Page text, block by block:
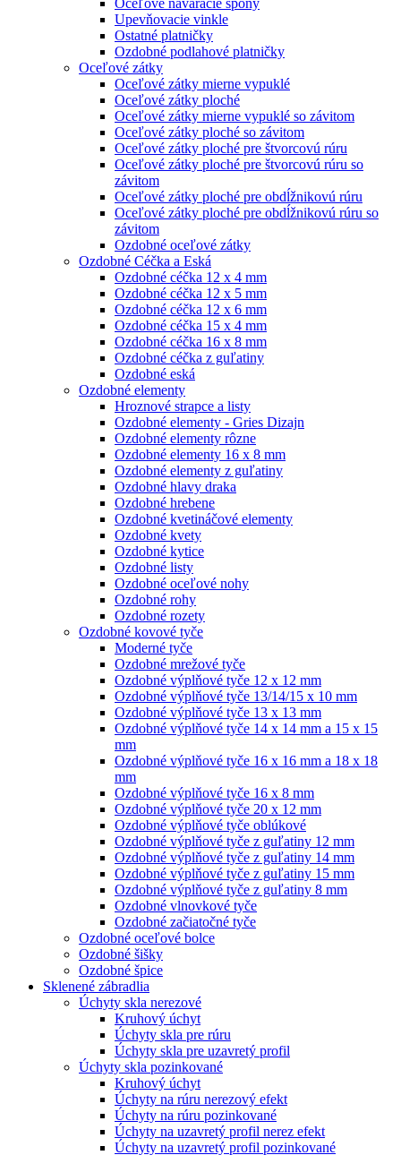
Upevňovacie vinkle
Ostatné platničky
Ozdobné podlahové platničky
Oceľové zátky
Oceľové zátky mierne vypuklé
Oceľové zátky ploché
Oceľové zátky mierne vypuklé so závitom
Oceľové zátky ploché so závitom
Oceľové zátky ploché pre štvorcovú rúru
Oceľové zátky ploché pre štvorcovú rúru so
závitom
Oceľové zátky ploché pre obdĺžnikovú rúru
Oceľové zátky ploché pre obdĺžnikovú rúru so
závitom
Ozdobné oceľové zátky
Ozdobné Céčka a Eská
Ozdobné céčka 12 x 4 mm
Ozdobné céčka 12 x 5 mm
Ozdobné céčka 12 x 6 mm
Ozdobné céčka 15 x 4 mm
Ozdobné céčka 16 x 8 mm
Ozdobné céčka z guľatiny
Ozdobné eská
Ozdobné elementy
Hroznové strapce a listy
Ozdobné elementy - Gries Dizajn
Ozdobné elementy rôzne
Ozdobné elementy 16 x 8 mm
Ozdobné elementy z guľatiny
Ozdobné hlavy draka
Ozdobné hrebene
Ozdobné kvetináčové elementy
Ozdobné kvety
Ozdobné kytice
Ozdobné listy
Ozdobné oceľové nohy
Ozdobné rohy
Ozdobné rozety
Ozdobné kovové tyče
Moderné tyče
Ozdobné mrežové tyče
Ozdobné výplňové tyče 12 x 12 mm
Ozdobné výplňové tyče 13/14/15 x 10 mm
Ozdobné výplňové tyče 13 x 13 mm
Ozdobné výplňové tyče 14 x 14 mm a 15 x 15
mm
Ozdobné výplňové tyče 16 x 16 mm a 18 x 18
mm
Ozdobné výplňové tyče 16 x 8 mm
Ozdobné výplňové tyče 20 x 12 mm
Ozdobné výplňové tyče oblúkové
Ozdobné výplňové tyče z guľatiny 12 mm
Ozdobné výplňové tyče z guľatiny 14 mm
Ozdobné výplňové tyče z guľatiny 15 mm
Ozdobné výplňové tyče z guľatiny 8 mm
Ozdobné vlnovkové tyče
Ozdobné začiatočné tyče
Ozdobné oceľové bolce
Ozdobné šišky
Ozdobné špice
Sklenené zábradlia
Úchyty skla nerezové
Kruhový úchyt
Úchyty skla pre rúru
Úchyty skla pre uzavretý profil
Úchyty skla pozinkované
Kruhový úchyt
Úchyty na rúru nerezový efekt
Úchyty na rúru pozinkované
Úchyty na uzavretý profil nerez efekt
Úchyty na uzavretý profil pozinkované